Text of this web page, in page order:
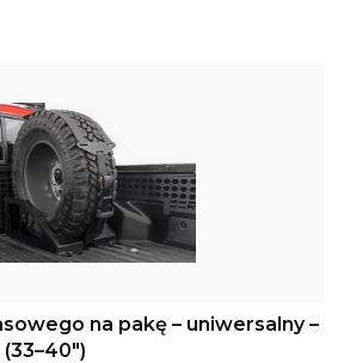
na pakę – uniwersalny –